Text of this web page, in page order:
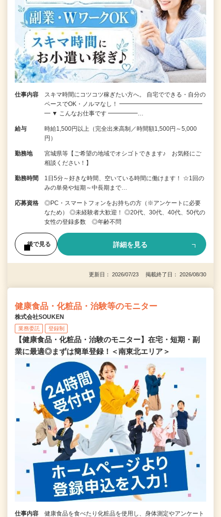
仕事内容
スキマ時間にコツコツ稼ぎたい方へ。 自宅でできる・自分の
ペースでOK・ノルマなし！ ━━━━━━━━━━━━━━
━ ▼ こんなお仕事です ━━━━━…
給与
時給1,500円以上（完全出来高制／時間額1,500円～5,000
円）
勤務地
宮城県等【ご希望の地域でオシゴトできます♪ お気軽にご
相談ください！】
勤務時間
1日5分～好きな時間、空いている時間に働けます！ ☆1回の
みの単発や短期～中長期まで…
応募資格
◎PC・スマートフォンをお持ちの方（※アンケートに必要
なため） ◎未経験者大歓迎！ ◎20代、30代、40代、50代の
女性の登録多数 ◎年齢不問
後で見る 詳細を見る
更新日： 2026/07/23 掲載終了日： 2026/08/30
健康食品・化粧品・治験等のモニター
株式会社SOUKEN
業務委託 登録制
【健康食品・化粧品・治験のモニター】在宅・短期・副
業に最適◎まずは簡単登録！＜南東北エリア＞
仕事内容 健康食品を食べたり化粧品を使用し、身体測定やアンケート